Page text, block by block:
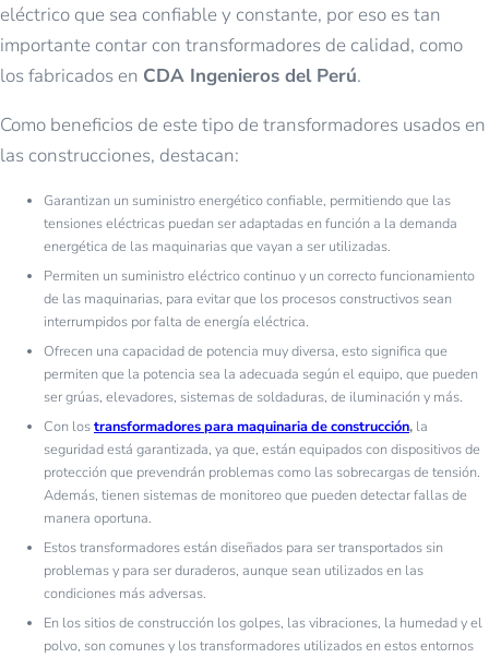
eléctrico que sea confiable y constante, por eso es tan
importante contar con transformadores de calidad, como
los fabricados en CDA Ingenieros del Perú.
Como beneficios de este tipo de transformadores usados en
las construcciones, destacan:
Garantizan un suministro energético confiable, permitiendo que las
tensiones eléctricas puedan ser adaptadas en función a la demanda
energética de las maquinarias que vayan a ser utilizadas.
Permiten un suministro eléctrico continuo y un correcto funcionamiento
de las maquinarias, para evitar que los procesos constructivos sean
interrumpidos por falta de energía eléctrica.
Ofrecen una capacidad de potencia muy diversa, esto significa que
permiten que la potencia sea la adecuada según el equipo, que pueden
ser grúas, elevadores, sistemas de soldaduras, de iluminación y más.
Con lostransformadores para maquinaria de construcción, la
seguridad está garantizada, ya que, están equipados con dispositivos de
protección que prevendrán problemas como las sobrecargas de tensión.
Además, tienen sistemas de monitoreo que pueden detectar fallas de
manera oportuna.
Estos transformadores están diseñados para ser transportados sin
problemas y para ser duraderos, aunque sean utilizados en las
condiciones más adversas.
En los sitios de construcción los golpes, las vibraciones, la humedad y el
polvo, son comunes y los transformadores utilizados en estos entornos